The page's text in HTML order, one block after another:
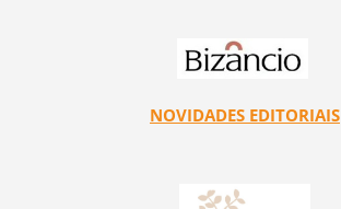
NOVIDADES EDITORIAIS